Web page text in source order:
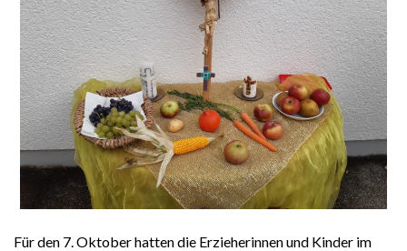
Für den 7. Oktober hatten die Erzieherinnen und Kinder im